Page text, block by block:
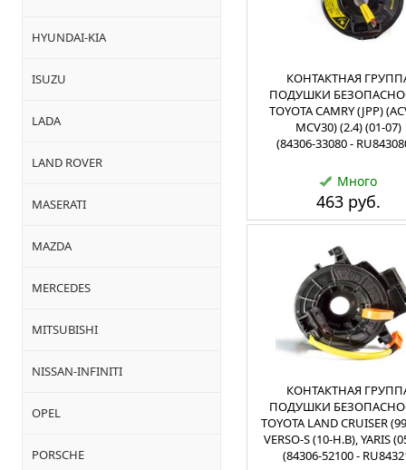
HYUNDAI-KIA
ISUZU
LADA
LAND ROVER
MASERATI
MAZDA
MERCEDES
MITSUBISHI
NISSAN-INFINITI
OPEL
PORSCHE
КОНТАКТНАЯ
ПОДУШКИ
TOYOTA CAMRY (JPP)
MCV30) (2.4) (01-07)
(84306-33080 -
Много
463 руб.
КОНТАКТНАЯ
ПОДУШКИ
TOYOTA LAND CRUISER
VERSO-S (10-Н.В), YARIS
(84306-52100 -